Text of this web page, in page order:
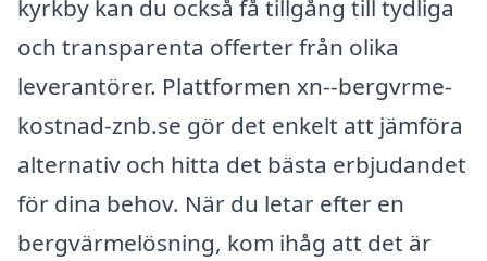
kyrkby kan du också få tillgång till tydliga
och transparenta offerter från olika
leverantörer. Plattformen xn--bergvrme-
kostnad-znb.se gör det enkelt att jämföra
alternativ och hitta det bästa erbjudandet
för dina behov. När du letar efter en
bergvärmelösning, kom ihåg att det är